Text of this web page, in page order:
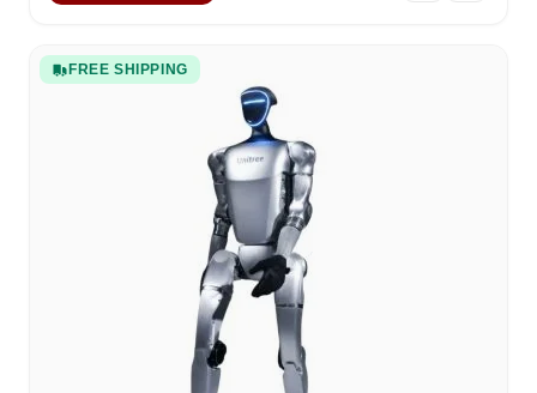
FREE SHIPPING